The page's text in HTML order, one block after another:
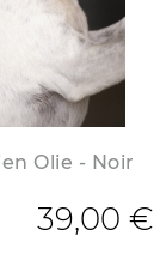
Olie - Noir
39,00 €